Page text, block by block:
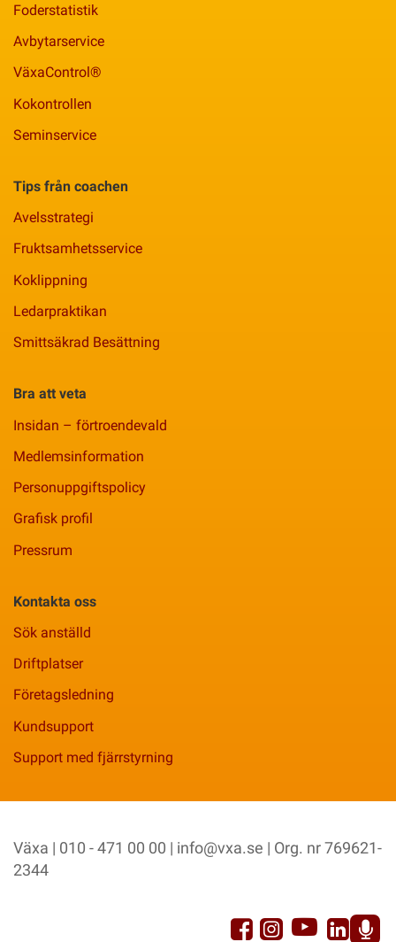
Foderstatistik
Avbytarservice
VäxaControl®
Kokontrollen
Seminservice
Tips från coachen
Avelsstrategi
Fruktsamhetsservice
Koklippning
Ledarpraktikan
Smittsäkrad Besättning
Bra att veta
Insidan – förtroendevald
Medlemsinformation
Personuppgiftspolicy
Grafisk profil
Pressrum
Kontakta oss
Sök anställd
Driftplatser
Företagsledning
Kundsupport
Support med fjärrstyrning
Växa | 010 - 471 00 00 | info@vxa.se | Org. nr 769621-
2344
Facebook